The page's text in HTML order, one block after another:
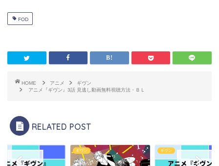
FOD
HOME アニメ
ギヴン
アニメ『ギヴン』3話 見逃し動画無料視聴方法・ＢＬ
RELATED POST
ギヴン ギヴン